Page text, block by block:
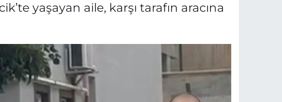
yaşayan aile, karşı tarafın aracına